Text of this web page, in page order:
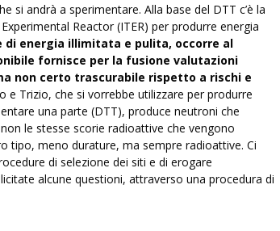
si andrà a sperimentare. Alla base del DTT c’è la
Reactor (ITER) per produrre energia
di energia illimitata e pulita, occorre al
fornisce per la fusione valutazioni
non certo trascurabile rispetto a rischi e
e Trizio, che si vorrebbe utilizzare per produrre
una parte (DTT), produce neutroni che
le stesse scorie radioattive che vengono
tipo, meno durature, ma sempre radioattive. Ci
di selezione dei siti e di erogare
alcune questioni, attraverso una procedura di